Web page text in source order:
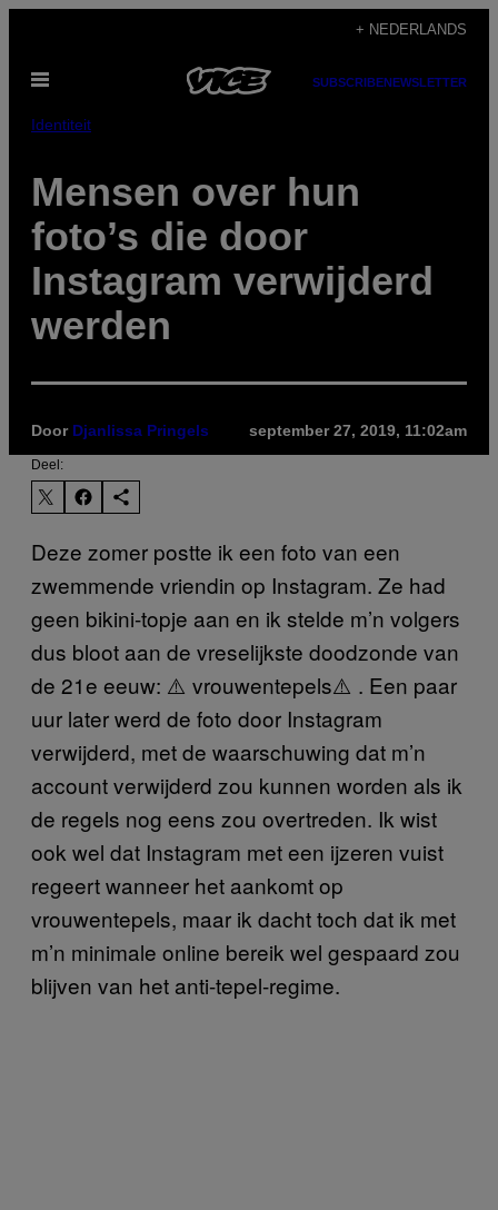
de
inhoud
+ NEDERLANDS
Open
SUBSCRIBENEWSLETTER
Identiteit
Mensen over hun
foto’s die door
Instagram verwijderd
werden
Door Djanlissa Pringels september 27, 2019, 11:02am
Deel:
Deze zomer postte ik een foto van een
zwemmende vriendin op Instagram. Ze had
geen bikini-topje aan en ik stelde m’n volgers
dus bloot aan de vreselijkste doodzonde van
de 21e eeuw: ⚠️ vrouwentepels⚠️ . Een paar
uur later werd de foto door Instagram
verwijderd, met de waarschuwing dat m’n
account verwijderd zou kunnen worden als ik
de regels nog eens zou overtreden. Ik wist
ook wel dat Instagram met een ijzeren vuist
regeert wanneer het aankomt op
vrouwentepels, maar ik dacht toch dat ik met
m’n minimale online bereik wel gespaard zou
blijven van het anti-tepel-regime.